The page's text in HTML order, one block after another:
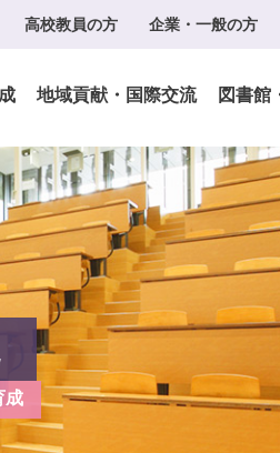
高校教員の方 企業・一般の方
地域貢献・国際交流 図書館
成